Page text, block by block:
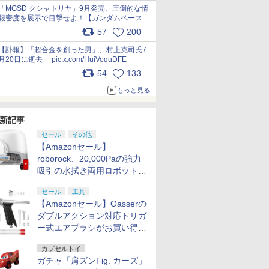
nszPIDTpbg
MGSD クシャトリヤ」9月発売、圧倒的な情
密度を展示で目撃せよ！【ガンダムベース撮
り下ろし】 pic.x.com/3rPjsfk7qZ
57 200
訃報】「超合金を創った男」、村上克司氏7
月20日に逝去 pic.x.com/HuiVoquDFE
54 133
もっと見る
記事
セール その他
【Amazonセール】
roborock、20,000Paの強力
吸引の水拭き両用ロボット掃
除機「Qrevo Curv 2 Flow」
がお買い得！
セール 工具
【Amazonセール】Oasserの
ダブルアクション対応トリガ
ー式エアブラシがお買い得価
格で登場！
カプセルトイ
ガチャ「肩ズンFig. カーズ」